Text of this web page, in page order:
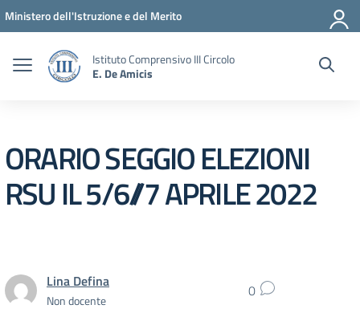
Vai ai contenuti
Vai al menu di navigazione
Vai al footer
Ministero dell'Istruzione e del Merito
Istituto Comprensivo III Circolo
E. De Amicis
ORARIO SEGGIO ELEZIONI
RSU IL 5/6//7 APRILE 2022
Lina Defina
Non docente 0